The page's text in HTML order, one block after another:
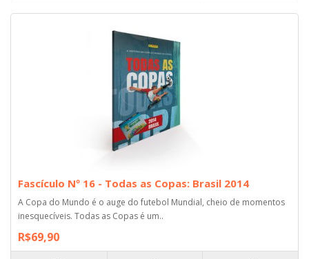
Fascículo Nº 16 - Todas as Copas: Brasil 2014
A Copa do Mundo é o auge do futebol Mundial, cheio de momentos
inesquecíveis. Todas as Copas é um..
R$69,90